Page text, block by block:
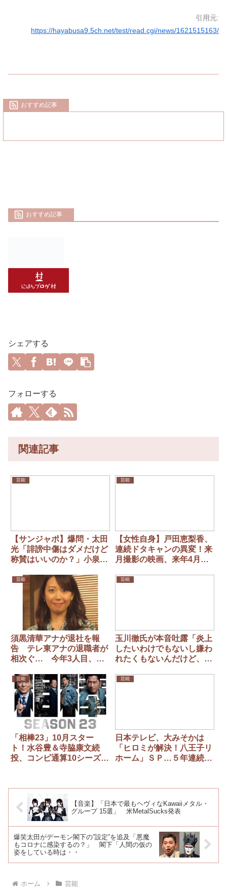
引用元:
https://hayabusa9.5ch.net/test/read.cgi/news/1621515163/
おすすめ記事
おすすめ記事
シェアする
フォローする
関連記事
芸能
【サンジャポ】爆問・太田
光「誹謗中傷はダメだけど
称賛はいいのか？」小泉陣
島かれん氏の謝罪内容に疑
芸能
【女性自身】戸田恵梨香、
連続ドタキャンの異変！来
月撮影の映画、来年4月ク
芸能
須黒清華アナが退社を報
告 テレ東アナの退職者が
相次ぐ… 今年3人目、
鷲見玲奈、森香澄ら
芸能
玉川徹氏が本音吐露「炎上
したいわけでもないし嫌わ
れたくもないんだけど、こ
い」
芸能
「相棒23」10月スター
ト！水谷豊＆寺脇康文続
投、コンビ通算10シーズン
い」
芸能
日本テレビ、大みそかは
「ヒロミが解決！八王子リ
ホーム」ＳＰ…５年連続
【音楽】「日本で最もヘヴィなKawaiiメタル・
グループ 15選」 米MetalSucks発表
爆笑太田がデーモン閣下の”設定”を追及「悪魔
もコロナに感染するの？」 閣下「人間の仮の
姿をしている時は・・
ホーム 芸能